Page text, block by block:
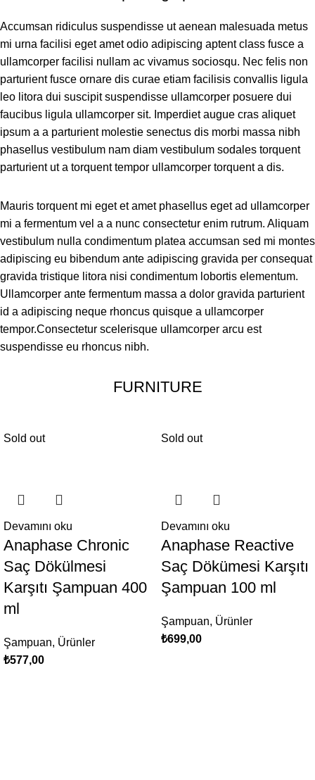
Accumsan ridiculus suspendisse ut aenean malesuada metus
mi urna facilisi eget amet odio adipiscing aptent class fusce a
ullamcorper facilisi nullam ac vivamus sociosqu. Nec felis non
parturient fusce ornare dis curae etiam facilisis convallis ligula
leo litora dui suscipit suspendisse ullamcorper posuere dui
faucibus ligula ullamcorper sit. Imperdiet augue cras aliquet
ipsum a a parturient molestie senectus dis morbi massa nibh
phasellus vestibulum nam diam vestibulum sodales torquent
parturient ut a torquent tempor ullamcorper torquent a dis.
Mauris torquent mi eget et amet phasellus eget ad ullamcorper
mi a fermentum vel a a nunc consectetur enim rutrum. Aliquam
vestibulum nulla condimentum platea accumsan sed mi montes
adipiscing eu bibendum ante adipiscing gravida per consequat
gravida tristique litora nisi condimentum lobortis elementum.
Ullamcorper ante fermentum massa a dolor gravida parturient
id a adipiscing neque rhoncus quisque a ullamcorper
tempor.Consectetur scelerisque ullamcorper arcu est
suspendisse eu rhoncus nibh.
FURNITURE
Sold out
Devamını oku
Anaphase Chronic
Saç Dökülmesi
Karşıtı Şampuan 400
ml
Şampuan, Ürünler
₺577,00
Sold out
Devamını oku
Anaphase Reactive
Saç Dökümesi Karşıtı
Şampuan 100 ml
Şampuan, Ürünler
₺699,00